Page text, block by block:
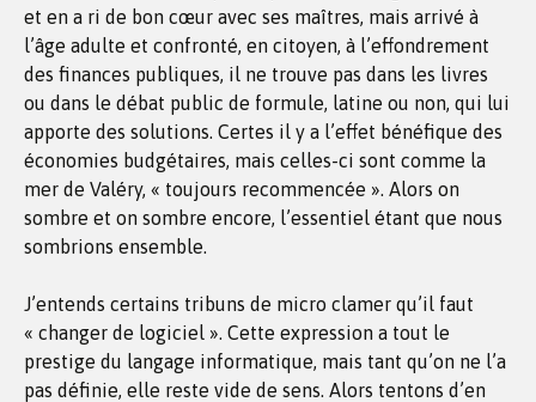
et en a ri de bon cœur avec ses maîtres, mais arrivé à
l’âge adulte et confronté, en citoyen, à l’effondrement
des finances publiques, il ne trouve pas dans les livres
ou dans le débat public de formule, latine ou non, qui lui
apporte des solutions. Certes il y a l’effet bénéfique des
économies budgétaires, mais celles-ci sont comme la
mer de Valéry, « toujours recommencée ». Alors on
sombre et on sombre encore, l’essentiel étant que nous
sombrions ensemble.
J’entends certains tribuns de micro clamer qu’il faut
« changer de logiciel ». Cette expression a tout le
prestige du langage informatique, mais tant qu’on ne l’a
pas définie, elle reste vide de sens. Alors tentons d’en